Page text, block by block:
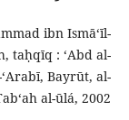
ibn Ismāʻīl-
taḥqīq : ʻAbd al-
Bayrūt, al-
al-ūlá, 2002.